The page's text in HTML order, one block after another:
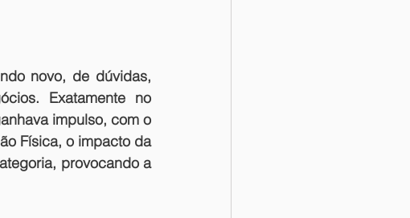
novo, de dúvidas,
Exatamente no
impulso, com o
Física, o impacto da
provocando a